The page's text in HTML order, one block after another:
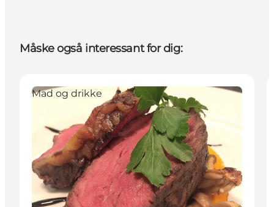
Måske også interessant for dig:
Mad og drikke